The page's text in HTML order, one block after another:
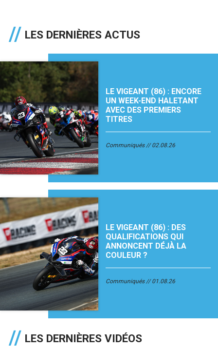
LES DERNIÈRES ACTUS
LE VIGEANT (86) : ENCORE
UN WEEK-END HALETANT
AVEC DES PREMIERS
TITRES
Communiqués 02.08.26
LE VIGEANT (86) : DES
QUALIFICATIONS QUI
ANNONCENT DÉJÀ LA
COULEUR ?
Communiqués 01.08.26
LES DERNIÈRES VIDÉOS